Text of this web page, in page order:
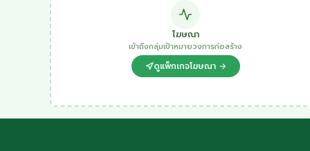
โฆษณา
เข้าถึงกลุ่มเป้าหมายวงการก่อสร้าง
ดูแพ็กเกจโฆษณา →